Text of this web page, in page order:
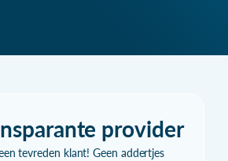
provider
tevreden klant! Geen addertjes